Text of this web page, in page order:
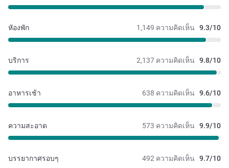
1,149 ความคิดเห็น 9.3/10
หัองพัก
2,137 ความคิดเห็น 9.8/10
บริการ
638 ความคิดเห็น 9.6/10
อาหารเช้า
573 ความคิดเห็น 9.9/10
ความสะอาด
492 ความคิดเห็น 9.7/10
บรรยากาศรอบๆ